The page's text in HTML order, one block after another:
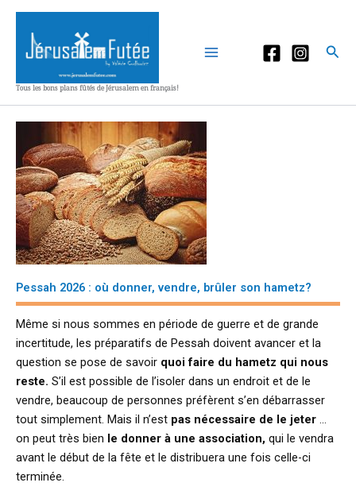
Aller
contenu
Tous les bons plans fûtés de Jérusalem en français!
Pessah 2026 : où donner, vendre, brûler son hametz?
Même si nous sommes en période de guerre et de grande
incertitude, les préparatifs de Pessah doivent avancer et la
question se pose de savoir quoi faire du hametz qui nous
reste. S’il est possible de l’isoler dans un endroit et de le
vendre, beaucoup de personnes préfèrent s’en débarrasser
tout simplement. Mais il n’est pas nécessaire de le jeter
on peut très bien le donner à une association, qui le vendra
avant le début de la fête et le distribuera une fois celle-ci
terminée.